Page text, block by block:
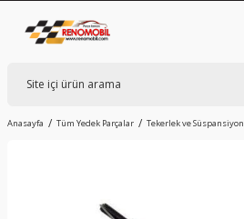
Anasayfa Tüm Yedek Parçalar Tekerlek ve Süspansiyon